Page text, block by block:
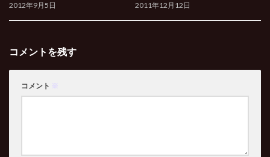
2012年9月5日 2011年12月12日
コメントを残す
コメント ※